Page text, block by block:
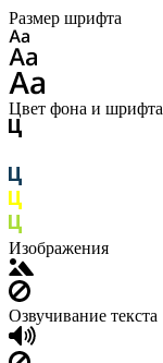
Размер шрифта
Цвет фона и шрифта
Изображения
Озвучивание текста